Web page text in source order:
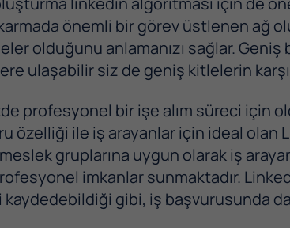
önemli bir görev üstlenen ağ
olduğunu anlamanızı sağlar. Geniş
ulaşabilir siz de geniş kitlelerin
profesyonel bir işe alım süreci için
özelliği ile iş arayanlar için ideal olan
gruplarına uygun olarak iş
imkanlar sunmaktadır.
gibi, iş başvurusunda